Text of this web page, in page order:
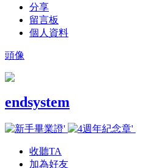
分享
留言板
個人資料
頭像
endsystem
收聽TA
加為好友